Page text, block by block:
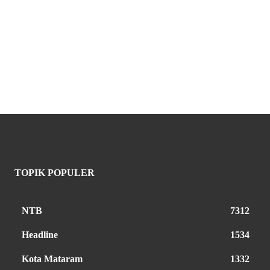
TOPIK POPULER
NTB 7312
Headline 1534
Kota Mataram 1332